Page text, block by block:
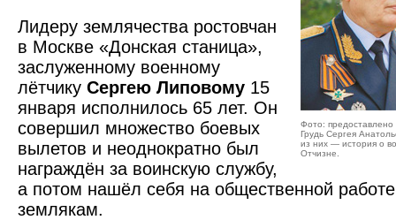
Фото: предоставлено
Грудь Сергея
из них — история о
Отчизне.
Лидеру землячества ростовчан
в Москве «Донская станица»,
заслуженному военному
лётчику Сергею Липовому 15
января исполнилось 65 лет. Он
совершил множе­ство боевых
вылетов и неоднократно был
награждён за воинскую службу,
а потом нашёл себя на общественной
землякам.